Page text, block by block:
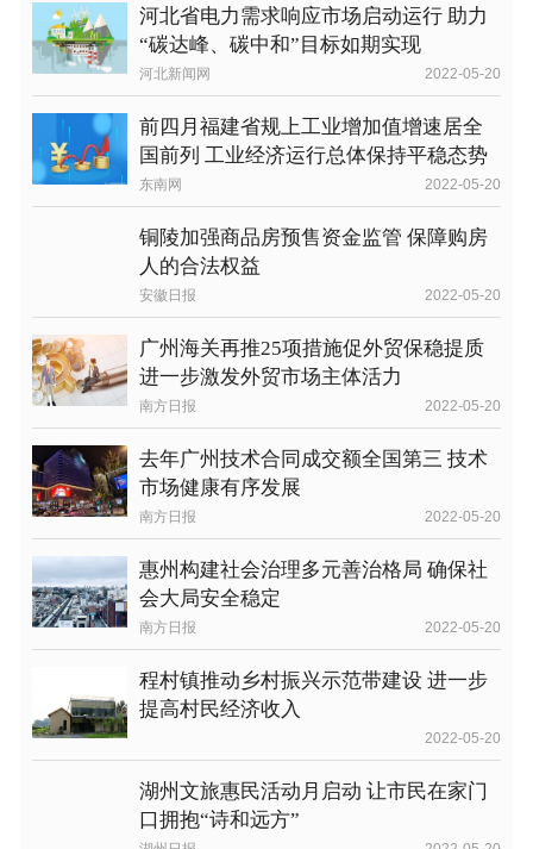
河北省电力需求响应市场启动运行 助力
“碳达峰、碳中和”目标如期实现
河北新闻网 2022-05-20
前四月福建省规上工业增加值增速居全
国前列 工业经济运行总体保持平稳态势
东南网 2022-05-20
铜陵加强商品房预售资金监管 保障购房
人的合法权益
安徽日报 2022-05-20
广州海关再推25项措施促外贸保稳提质
进一步激发外贸市场主体活力
南方日报 2022-05-20
去年广州技术合同成交额全国第三 技术
市场健康有序发展
南方日报 2022-05-20
惠州构建社会治理多元善治格局 确保社
会大局安全稳定
南方日报 2022-05-20
程村镇推动乡村振兴示范带建设 进一步
提高村民经济收入
2022-05-20
湖州文旅惠民活动月启动 让市民在家门
口拥抱“诗和远方”